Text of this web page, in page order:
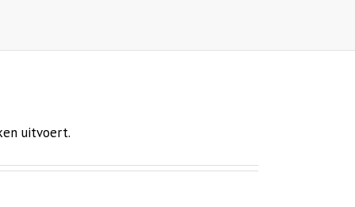
uitvoert.